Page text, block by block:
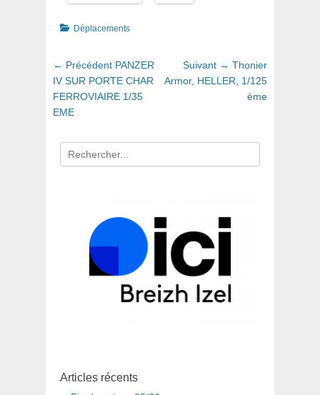
Catégories
Déplacements
Navigation
de
l’article
← Précédent Article
précédent
:
PANZER
IV SUR PORTE CHAR
FERROVIAIRE 1/35
EME
Suivant → Article
suivant
Thonier
Armor, HELLER, 1/125
ème
Recherche
pour
Articles récents